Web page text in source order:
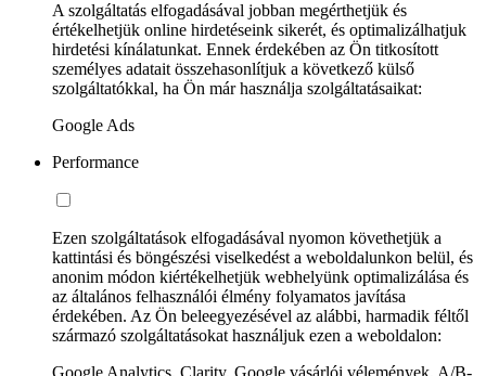
A szolgáltatás elfogadásával jobban megérthetjük és
értékelhetjük online hirdetéseink sikerét, és optimalizálhatjuk
hirdetési kínálatunkat. Ennek érdekében az Ön titkosított
személyes adatait összehasonlítjuk a következő külső
szolgáltatókkal, ha Ön már használja szolgáltatásaikat:
Google Ads
Performance
Ezen szolgáltatások elfogadásával nyomon követhetjük a
kattintási és böngészési viselkedést a weboldalunkon belül, és
anonim módon kiértékelhetjük webhelyünk optimalizálása és
az általános felhasználói élmény folyamatos javítása
érdekében. Az Ön beleegyezésével az alábbi, harmadik féltől
származó szolgáltatásokat használjuk ezen a weboldalon:
Google Analytics, Clarity, Google vásárlói vélemények, A/B-